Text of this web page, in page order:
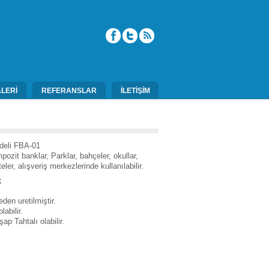
REFERANSLAR İLETİŞİM
FBA-01
banklar, Parklar, bahçeler, okullar,
alışveriş merkezlerinde kullanılabilir.
uretilmiştir.
Tahtalı olabilir.